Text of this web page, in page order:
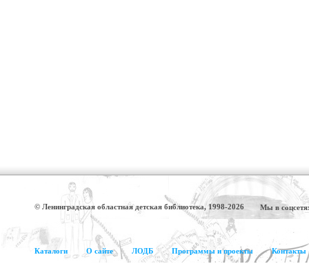
© Ленинградская областная детская библиотека, 1998-2026 Мы в
Каталоги О сайте ЛОДБ Программы и проекты Контакты